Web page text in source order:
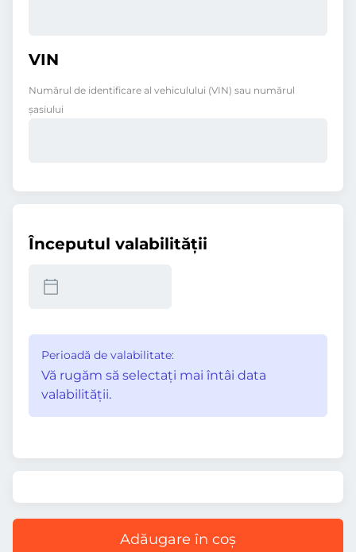
VIN
Numărul de identificare al vehiculului (VIN) sau numărul
șasiului
Începutul valabilităţii
Perioadă de valabilitate:
Vă rugăm să selectaţi mai întâi data
valabilităţii.
Adăugare în coș